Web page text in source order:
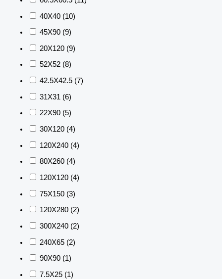
40X40 (10)
45X90 (9)
20X120 (9)
52X52 (8)
42.5X42.5 (7)
31X31 (6)
22X90 (5)
30X120 (4)
120X240 (4)
80X260 (4)
120X120 (4)
75X150 (3)
120X280 (2)
300X240 (2)
240X65 (2)
90X90 (1)
7.5X25 (1)